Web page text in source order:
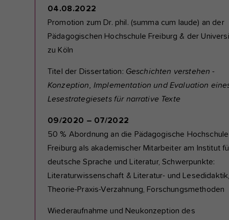
04.08.2022
Promotion zum Dr. phil. (summa cum laude) an der
Pädagogischen Hochschule Freiburg & der
zu Köln
Titel der Dissertation: Geschichten verstehen -
Konzeption, Implementation und Evaluation
Lesestrategiesets für narrative Texte
09/2020 – 07/2022
50 % Abordnung an die Pädagogische Hochschule
Freiburg als akademischer Mitarbeiter am Institut
deutsche Sprache und Literatur, Schwerpunkte:
Literaturwissenschaft & Literatur- und
Theorie-Praxis-Verzahnung, Forschungsmethoden
Wiederaufnahme und Neukonzeption des